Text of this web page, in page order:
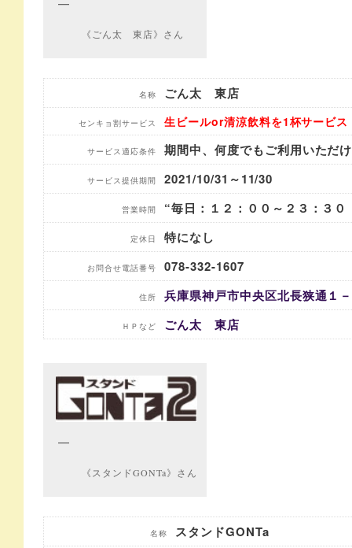
《ごん太 東店》さん
名称 ごん太 東店
センキョ割サービス 生ビールor清涼飲料を1杯サービス
サービス適応条件 期間中、何度でもご利用いただ
サービス提供期間 2021/10/31～11/30
営業時間 “毎日：１２：００～２３：３
定休日 特になし
お問合せ電話番号 078-332-1607
住所 兵庫県神戸市中央区北長狭通１
ＨＰなど ごん太 東店
《スタンドGONTa》さん
名称 スタンドGONTa